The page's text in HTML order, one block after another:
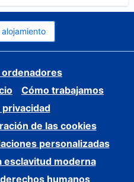
Cómo trabajamos
privacidad
de las cookies
personalizadas
esclavitud moderna
humanos